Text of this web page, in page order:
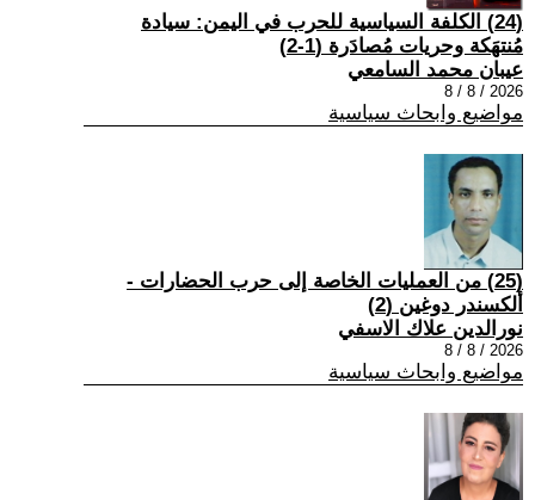
(24) الكلفة السياسية للحرب في اليمن: سيادة
مُنتهَكة وحريات مُصادَرة (1-2)
عيبان محمد السامعي
2026 / 8 / 8
مواضيع وابحاث سياسية
(25) من العمليات الخاصة إلى حرب الحضارات -
ألكسندر دوغين (2)
نورالدين علاك الاسفي
2026 / 8 / 8
مواضيع وابحاث سياسية